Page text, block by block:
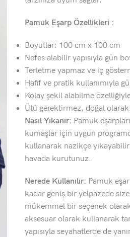
Pamuk Eşarp Özellikleri :
Boyutlar: 100 cm x 100 cm
Nefes alabilir yapısıyla gün
Terletme yapmaz ve iç
Hafif ve pratik kullanımıyla
Kolay şekil alabilme
Ütü gerektirmez, doğal
Nasıl Yıkanır: Pamuk
kumaşlar için uygun
kullanarak nazikçe
havada kurutunuz.
Nerede Kullanılır: Pamuk
kadar geniş bir yelpazede
mükemmel bir seçenek
aksesuar olarak kullanarak
yapısıyla seyahatlerde de